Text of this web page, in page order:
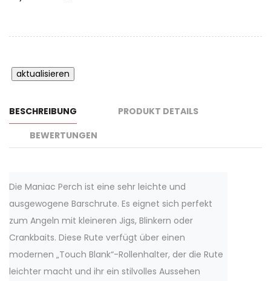
BESCHREIBUNG
PRODUKT DETAILS
BEWERTUNGEN
Die Maniac Perch ist eine sehr leichte und
ausgewogene Barschrute. Es eignet sich perfekt
zum Angeln mit kleineren Jigs, Blinkern oder
Crankbaits. Diese Rute verfügt über einen
modernen „Touch Blank“-Rollenhalter, der die Rute
leichter macht und ihr ein stilvolles Aussehen